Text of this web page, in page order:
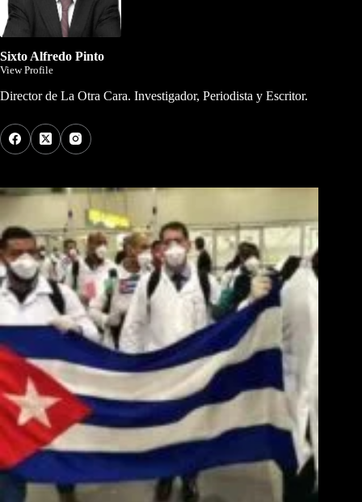
Sixto Alfredo Pinto
View Profile
Director de La Otra Cara. Investigador, Periodista y Escritor.